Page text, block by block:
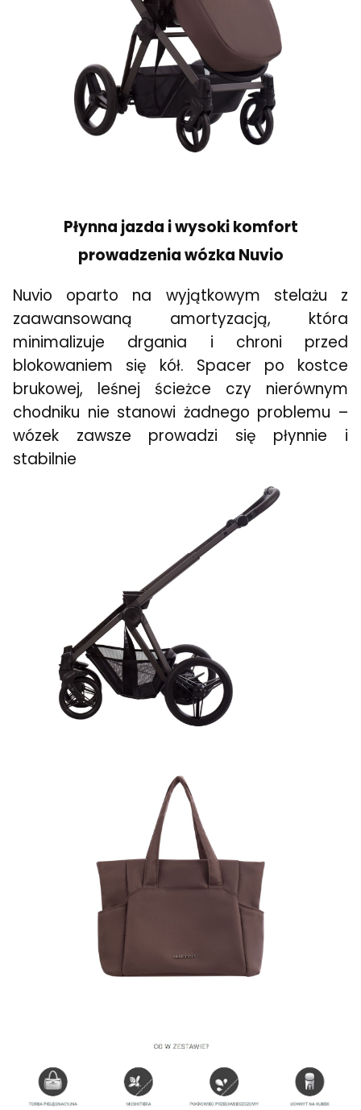
Płynna jazda i wysoki komfort
prowadzenia wózka Nuvio
Nuvio oparto na wyjątkowym stelażu z
zaawansowaną amortyzacją, która
minimalizuje drgania i chroni przed
blokowaniem się kół. Spacer po kostce
brukowej, leśnej ścieżce czy nierównym
chodniku nie stanowi żadnego problemu –
wózek zawsze prowadzi się płynnie i
stabilnie